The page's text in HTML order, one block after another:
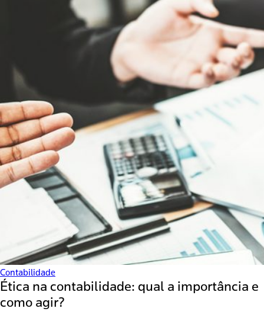
Contabilidade
Ética na contabilidade: qual a importância e
como agir?